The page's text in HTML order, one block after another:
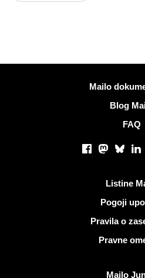
Mailo
Blog
FAQ
Facebook
Mastodon
Bluesky
Listine
Pogoji
Pravila o
Pravne
Mailo